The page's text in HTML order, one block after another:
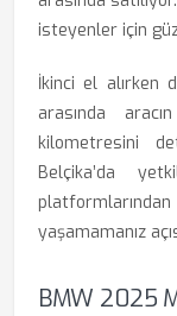
isteyenler için
İkinci el alırken
arasında
kilometresini
Belçika’da
yaşamamanız
BMW 2025